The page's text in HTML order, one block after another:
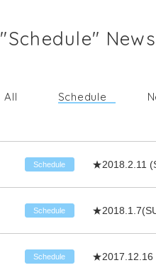
"Schedule"
All Schedule
Schedule ★2018.2.11
Schedule
Schedule ★2017.12.16